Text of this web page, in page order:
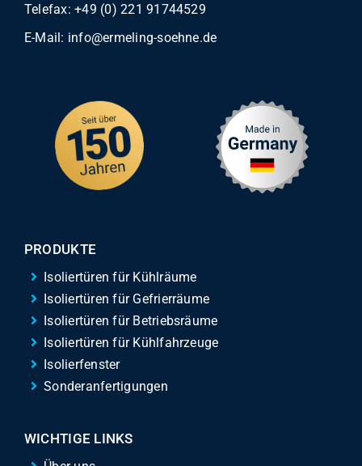
Telefax: +49 (0) 221 91744529
E-Mail: info@ermeling-soehne.de
PRODUKTE
Isoliertüren für Kühlräume
Isoliertüren für Gefrierräume
Isoliertüren für Betriebsräume
Isoliertüren für Kühlfahrzeuge
Isolierfenster
Sonderanfertigungen
WICHTIGE LINKS